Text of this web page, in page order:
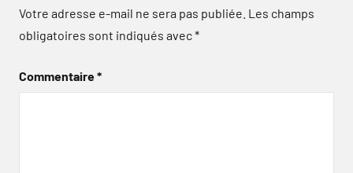
Votre adresse e-mail ne sera pas publiée. Les champs
obligatoires sont indiqués avec*
Commentaire*